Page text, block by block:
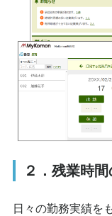
２．残業時
日々の勤務実績を